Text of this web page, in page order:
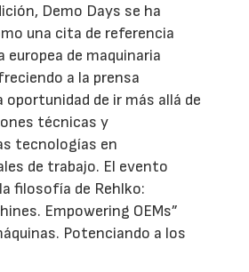
Demo Days se ha
una cita de referencia
europea de maquinaria
a la prensa
oportunidad de ir más allá de
técnicas y
tecnologías en
de trabajo. El evento
filosofía de Rehlko:
Empowering OEMs”
Potenciando a los